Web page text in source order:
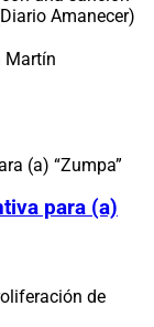
Amanecer)
Martín
para (a)